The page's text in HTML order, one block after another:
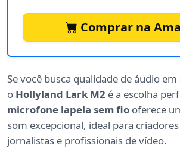
Comprar na
Se você busca qualidade de áudio
o Hollyland Lark M2 é a escolha
microfone lapela sem fio oferece
som excepcional, ideal para
jornalistas e profissionais de vídeo.